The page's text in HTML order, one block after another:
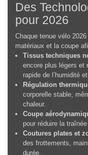
Des
pour 2026
Chaque tenue vélo
matériaux et la coupe
Tissus techniques
encore plus légers et
rapide de l’humidité
Régulation
corporelle stable,
chaleur.
Coupe
pour réduire la
Coutures plates et
des frottements,
durée.